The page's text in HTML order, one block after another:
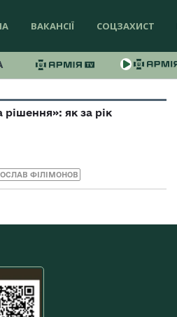
ВАКАНСІЇ СОЦЗАХИСТ
як за рік
ФІЛІМОНОВ